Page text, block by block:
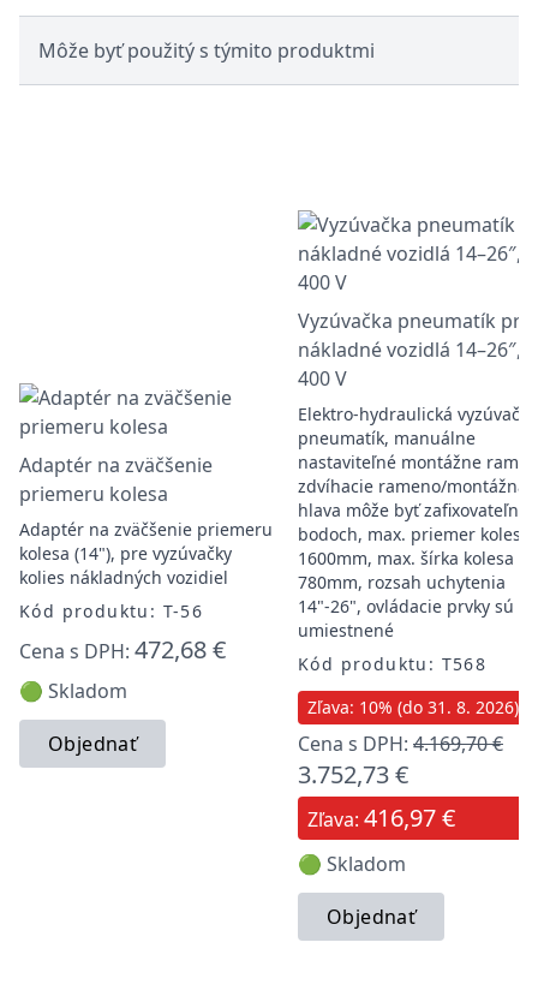
Môže byť použitý s týmito produktmi
Adaptér na zväčšenie
priemeru kolesa
Adaptér na zväčšenie priemeru
kolesa (14"), pre vyzúvačky
kolies nákladných vozidiel
Kód produktu: T-56
Cena s DPH: 472,68 €
🟢 Skladom
Objednať
Vyzúvačka pneumatík pre
nákladné vozidlá 14–26″,
400 V
Elektro-hydraulická vyzúvačka
pneumatík, manuálne
nastaviteľné montážne
zdvíhacie rameno/montážna
hlava môže byť zafixovateľné
bodoch, max. priemer kolesa
1600mm, max. šírka kolesa
780mm, rozsah uchytenia
14"-26", ovládacie prvky sú
umiestnené
Kód produktu: T568
Zľava: 10% (do 31. 8. 2026)
Cena s DPH: 4.169,70 €
3.752,73 €
Zľava: 416,97 €
🟢 Skladom
Objednať